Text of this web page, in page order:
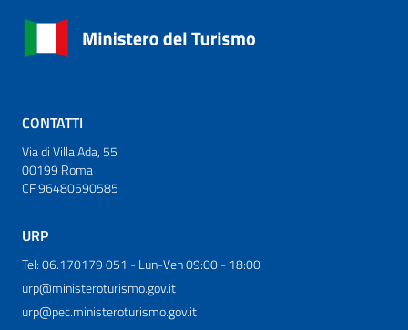
CONTATTI
Via di Villa Ada, 55
00199 Roma
CF 96480590585
URP
Tel: 06.170179 051 - Lun-Ven 09:00 - 18:00
urp@ministeroturismo.gov.it
urp@pec.ministeroturismo.gov.it